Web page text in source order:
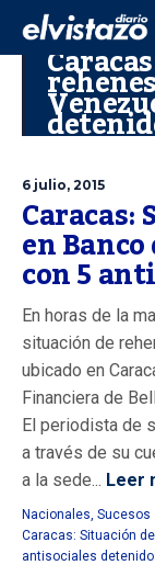
6 julio, 2015
Caracas:
en
con 5
En horas de la
situación de
ubicado en
Financiera de
El periodista de
a través de su
a la sede... Leer
Nacionales, Sucesos
Caracas: Situación
antisociales